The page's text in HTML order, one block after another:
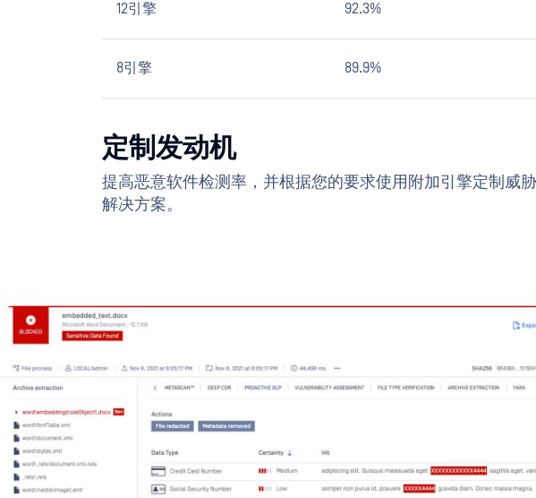
12引擎 92.3%
8引擎 89.9%
定制发动机
提高恶意软件检测率，并根据您的要求使用附加引擎定制威
解决方案。